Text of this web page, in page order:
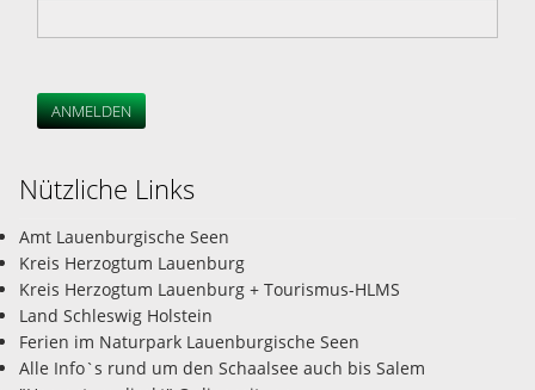
ANMELDEN
Nützliche Links
Amt Lauenburgische Seen
Kreis Herzogtum Lauenburg
Kreis Herzogtum Lauenburg + Tourismus-HLMS
Land Schleswig Holstein
Ferien im Naturpark Lauenburgische Seen
Alle Info`s rund um den Schaalsee auch bis Salem